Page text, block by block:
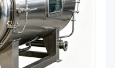
热收缩
袋
拉伸膜